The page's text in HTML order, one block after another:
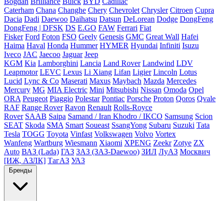
Caterham Chana Changhe Chery Chevrolet Chrysler Citroen Cupra
Dacia Dadi Daewoo Daihatsu Datsun DeLorean Dodge DongFeng
DongFeng | DFSK DS E.GO FAW Ferrari Fiat
Fisker Ford Foton FSO Geely Genesis GMC Great Wall Hafei
Haima Haval Honda Hummer HYMER Hyundai Infiniti Isuzu
Iveco JAC Jaecoo Jaguar Jeep
KGM Kia Lamborghini Lancia Land Rover Landwind LDV
Leapmotor LEVC Lexus Li Xiang Lifan Ligier Lincoln Lotus
Lucid Lync & Co Maserati Maxus Maybach Mazda Mercedes
Mercury MG MIA Electric Mini Mitsubishi Nissan Omoda Opel
ORA Peugeot Piaggio Polestar Pontiac Porsche Proton Qoros Qvale
RAF Range Rover Ravon Renault Rolls-Royce
Rover SAAB Saipa Samand / Iran Khodro / IKCO Samsung Scion
SEAT Skoda SMA Smart Soueast SsangYong Subaru Suzuki Tata
Tesla TOGG Toyota Vinfast Volkswagen Volvo Vortex
Wanfeng Wartburg Wiesmann Xiaomi XPENG Zeekr Zotye ZX
Auto ВАЗ (Lada) ГАЗ ЗАЗ (ЗАЗ-Daewoo) ЗИЛ ЛуАЗ Москвич
[ИЖ, АЗЛК] ТагАЗ УАЗ
Бренды